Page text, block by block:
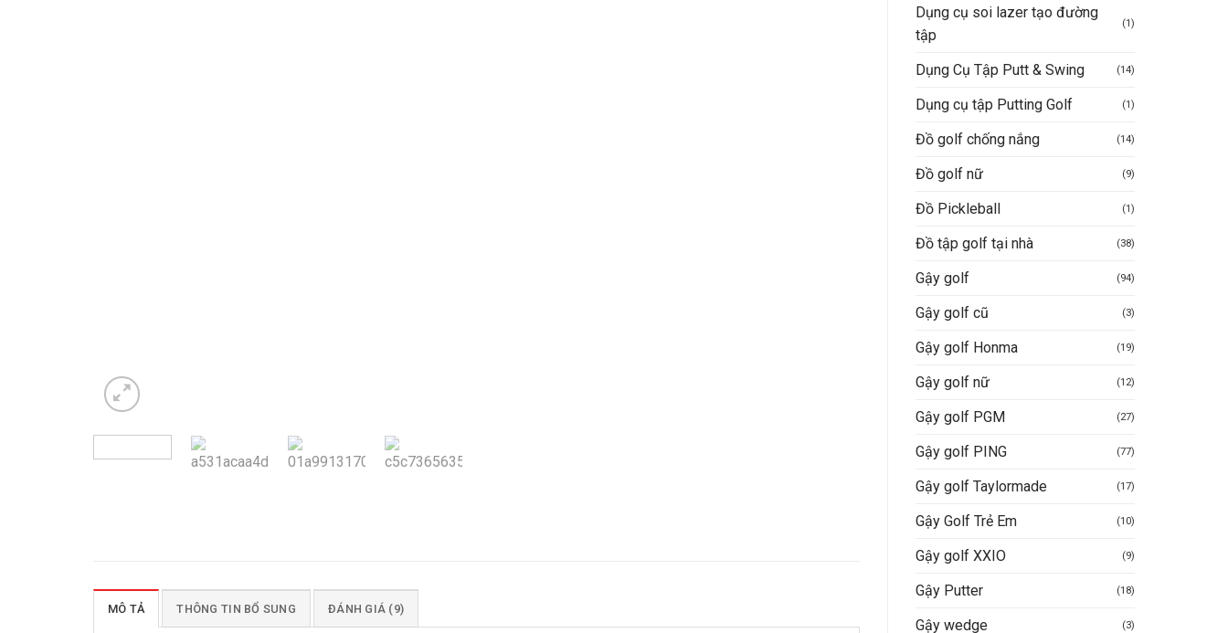
Dụng cụ soi lazer tạo đường
tập
(1)
Dụng Cụ Tập Putt & Swing (14)
Dụng cụ tập Putting Golf (1)
Đồ golf chống nắng (14)
Đồ golf nữ (9)
Đồ Pickleball (1)
Đồ tập golf tại nhà (38)
Gậy golf (94)
Gậy golf cũ (3)
Gậy golf Honma (19)
Gậy golf nữ (12)
Gậy golf PGM (27)
Gậy golf PING (77)
Gậy golf Taylormade (17)
Gậy Golf Trẻ Em (10)
Gậy golf XXIO (9)
Gậy Putter (18)
Gậy wedge (3)
MÔ TẢ THÔNG TIN BỔ SUNG ĐÁNH GIÁ (9)